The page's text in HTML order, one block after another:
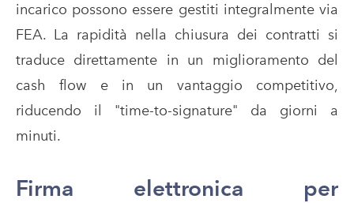
incarico possono essere gestiti integralmente via
FEA. La rapidità nella chiusura dei contratti si
traduce direttamente in un miglioramento del
cash flow e in un vantaggio competitivo,
riducendo il "time-to-signature" da giorni a
minuti.
Firma elettronica per